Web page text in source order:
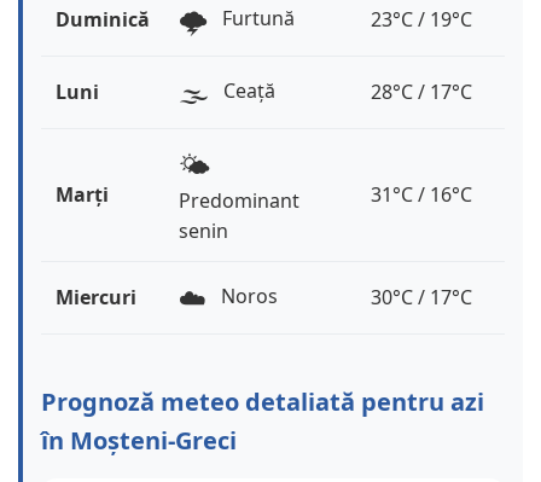
Duminică 🌩️ Furtună 23°C / 19°C
Luni 🌫️ Ceață 28°C / 17°C
Marți
🌤️
Predominant
senin
31°C / 16°C
Miercuri ☁️ Noros 30°C / 17°C
Prognoză meteo detaliată pentru azi
în Moșteni-Greci